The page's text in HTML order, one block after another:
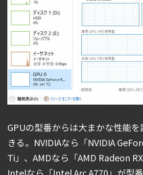
GPUの型番からは大まかな性能
きる。NVIDIAなら「NVIDIA
Ti」、AMDなら「AMD Radeon RX
Intelなら「Intel Arc A770」が型番